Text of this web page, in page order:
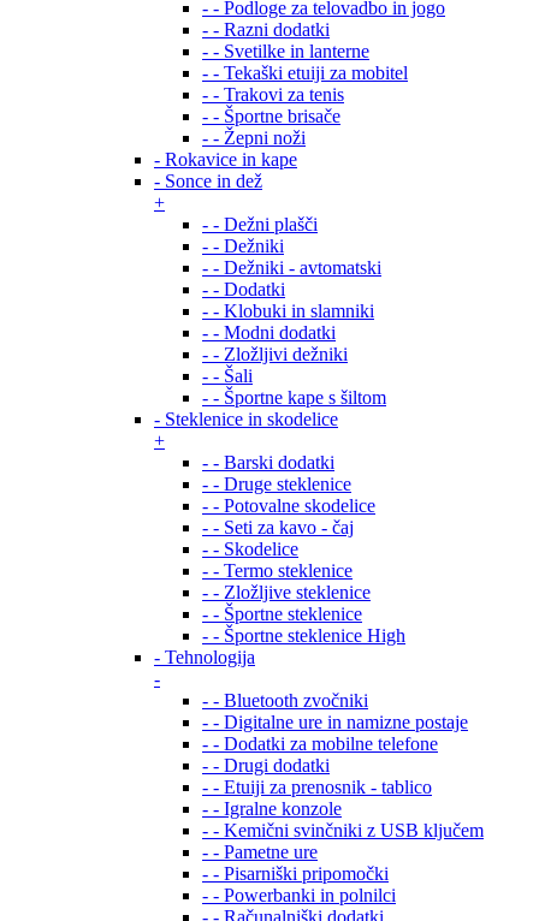
- - Podloge za telovadbo in jogo
- - Razni dodatki
- - Svetilke in lanterne
- - Tekaški etuiji za mobitel
- - Trakovi za tenis
- - Športne brisače
- - Žepni noži
- Rokavice in kape
- Sonce in dež
+
- - Dežni plašči
- - Dežniki
- - Dežniki - avtomatski
- - Dodatki
- - Klobuki in slamniki
- - Modni dodatki
- - Zložljivi dežniki
- - Šali
- - Športne kape s šiltom
- Steklenice in skodelice
+
- - Barski dodatki
- - Druge steklenice
- - Potovalne skodelice
- - Seti za kavo - čaj
- - Skodelice
- - Termo steklenice
- - Zložljive steklenice
- - Športne steklenice
- - Športne steklenice High
- Tehnologija
-
- - Bluetooth zvočniki
- - Digitalne ure in namizne postaje
- - Dodatki za mobilne telefone
- - Drugi dodatki
- - Etuiji za prenosnik - tablico
- - Igralne konzole
- - Kemični svinčniki z USB ključem
- - Pametne ure
- - Pisarniški pripomočki
- - Powerbanki in polnilci
- - Računalniški dodatki